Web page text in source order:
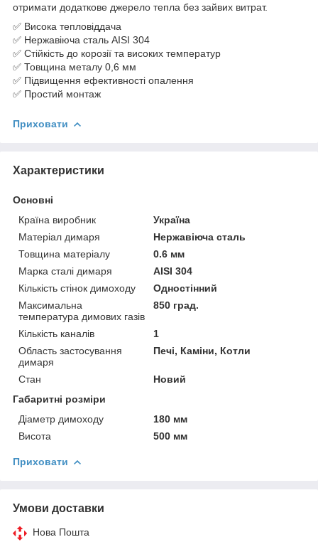
отримати додаткове джерело тепла без зайвих витрат.
✅ Висока тепловіддача
✅ Нержавіюча сталь AISI 304
✅ Стійкість до корозії та високих температур
✅ Товщина металу 0,6 мм
✅ Підвищення ефективності опалення
✅ Простий монтаж
Приховати
Характеристики
Основні
Країна виробник
Україна
Матеріал димаря
Нержавіюча сталь
Товщина матеріалу
0.6 мм
Марка сталі димаря
AISI 304
Кількість стінок димоходу
Одностінний
Максимальна
температура димових газів
850 град.
Кількість каналів
1
Область застосування
димаря
Печі, Каміни, Котли
Стан
Новий
Габаритні розміри
Діаметр димоходу
180 мм
Висота
500 мм
Приховати
Умови доставки
Нова Пошта